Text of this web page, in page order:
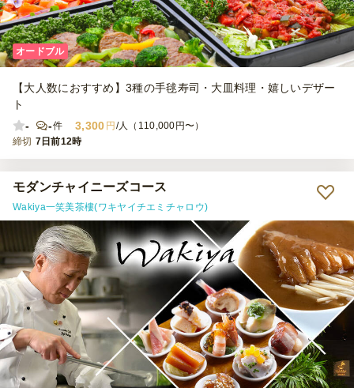
オードブル
【大人数におすすめ】3種の手毬寿司・大皿料理・嬉しいデザー
ト
-
-件 3,300 円/人（110,000円〜）
締切 7日前12時
モダンチャイニーズコース
Wakiya一笑美茶樓(ワキヤイチエミチャロウ)